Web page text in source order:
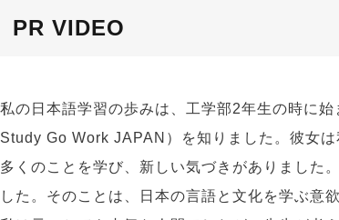
PR VIDEO
私の日本語学習の歩みは、工学部2年生の時に
Study Go Work JAPAN）を知りました。彼女
多くのことを学び、新しい気づきがありました
した。そのことは、日本の言語と文化を学ぶ意